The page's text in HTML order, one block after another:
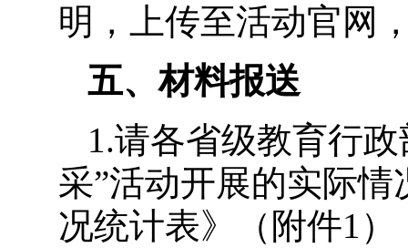
明，上传至活动官网
五、材料报送
1.请各省级教育行
采”活动开展的实际
况统计表》（附件1